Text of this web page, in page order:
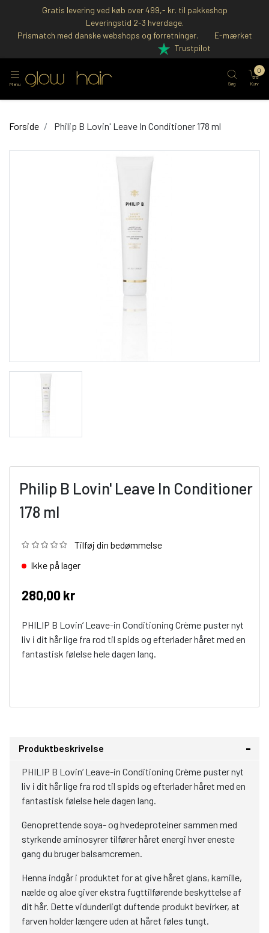
Gratis levering ved køb over 499,- kr. til pakkeshop
Leveringstid 2-3 hverdage.
Prismatch med danske webshops og forretninger.
E-mærket
Trustpilot
Menu Søg Kurv
0
Forside Philip B Lovin' Leave In Conditioner 178 ml
Philip B Lovin' Leave In Conditioner
178 ml
Tilføj din bedømmelse
Ikke på lager
280,00 kr
PHILIP B Lovin‘ Leave-in Conditioning Crème puster nyt
liv i dit hår lige fra rod til spids og efterlader håret med en
fantastisk følelse hele dagen lang.
Produktbeskrivelse
PHILIP B Lovin‘ Leave-in Conditioning Crème puster nyt
liv i dit hår lige fra rod til spids og efterlader håret med en
fantastisk følelse hele dagen lang.
Genoprettende soya- og hvedeproteiner sammen med
styrkende aminosyrer tilfører håret energi hver eneste
gang du bruger balsamcremen.
Henna indgår i produktet for at give håret glans, kamille,
nælde og aloe giver ekstra fugttilførende beskyttelse af
dit hår. Dette vidunderligt duftende produkt bevirker, at
farven holder længere uden at håret føles tungt.